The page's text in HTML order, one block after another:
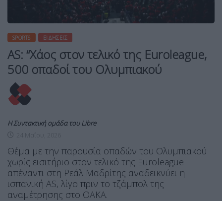
SPORTS ΕΙΔΉΣΕΙΣ
AS: “Χάος στον τελικό της Euroleague,
500 οπαδοί του Ολυμπιακού
Η Συντακτική ομάδα του Libre
Θέμα με την παρουσία οπαδών του Ολυμπιακού
χωρίς εισιτήριο στον τελικό της Euroleague
απέναντι στη Ρεάλ Μαδρίτης αναδεικνύει η
ισπανική AS, λίγο πριν το τζάμπολ της
αναμέτρησης στο ΟΑΚΑ.